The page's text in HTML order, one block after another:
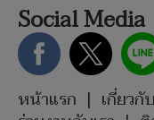
Social Media
หน้าแรก | เกี่ยว